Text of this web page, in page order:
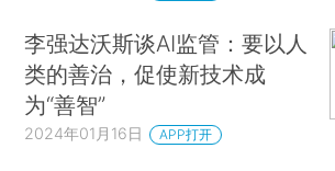
李强达沃斯谈AI监管：要以人
类的善治，促使新技术成
为“善智”
2024年01月16日 APP打开